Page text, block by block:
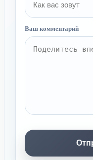
Ваш комментарий